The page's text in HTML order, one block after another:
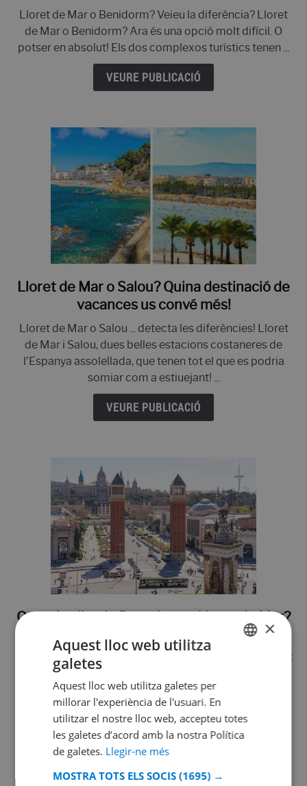
de
Mar
o
Benidorm?
Lloret de Mar o Benidorm? Veieu la diferència? Lloret
de Mar o Benidorm? Ara és una opció molt difícil. O
potser en absolut! Els dos complexos turístics tenen ...
VEURE PUBLICACIÓ
enllaç
a
de
Mar
o
Salou?
Quina
convé
més!
Lloret de Mar o Salou? Quina destinació de
vacances us convé més!
Lloret de Mar o Salou ... detecta les diferències! Lloret
de Mar i Salou, dues belles estacions costaneres de
l’Espanya assolellada, que tenen tot el que es podria
somiar com a estiuejant! ...
VEURE PUBLICACIÓ
enllaç
Com
de
Barcelona
a
Lloret
de
Com s’arriba de Barcelona a Lloret de Mar?
Cada any milions de persones opten per unes
merescudes vacances a la Costa Brava espanyola, sent
Lloret de Mar l’autèntic punt d’accés. Una gran part
dels turistes que visiten Lloret ...
VEURE PUBLICACIÓ
SPANISH
CATALAN
×
Aquest lloc web utilitza
galetes
Aquest lloc web utilitza galetes per
millorar l'experiència de l'usuari. En
utilitzar el nostre lloc web, accepteu totes
les galetes d’acord amb la nostra Política
de galetes. Llegir-ne més
MOSTRA TOTS ELS SOCIS (1695) →